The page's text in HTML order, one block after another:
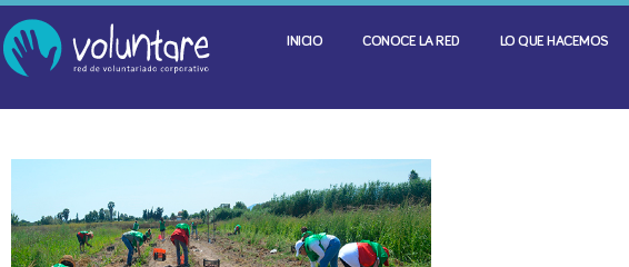
INICIO CONOCE LA RED LO QUE HACEMOS